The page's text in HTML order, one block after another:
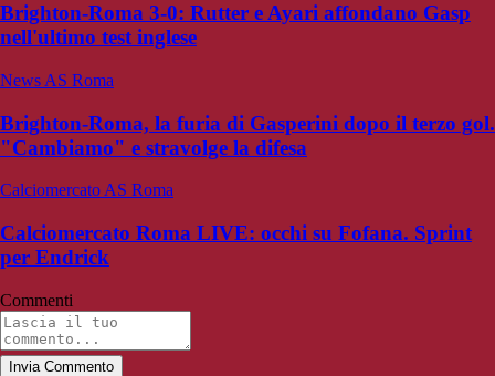
Brighton-Roma 3-0: Rutter e Ayari affondano Gasp
nell'ultimo test inglese
News AS Roma
Brighton-Roma, la furia di Gasperini dopo il terzo gol.
"Cambiamo" e stravolge la difesa
Calciomercato AS Roma
Calciomercato Roma LIVE: occhi su Fofana. Sprint
per Endrick
Commenti
Invia Commento